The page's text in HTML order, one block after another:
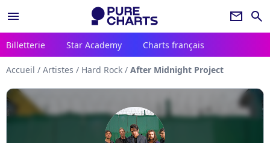
menu newsletter search
Billetterie Star Academy Charts français
Accueil / Artistes / Hard Rock / After Midnight Project